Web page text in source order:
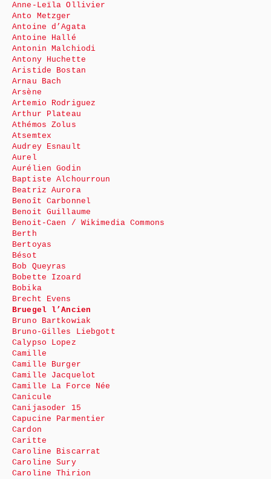
Anne-Leïla Ollivier
Anto Metzger
Antoine d’Agata
Antoine Hallé
Antonin Malchiodi
Antony Huchette
Aristide Bostan
Arnau Bach
Arsène
Artemio Rodriguez
Arthur Plateau
Athémos Zolus
Atsemtex
Audrey Esnault
Aurel
Aurélien Godin
Baptiste Alchourroun
Beatriz Aurora
Benoît Carbonnel
Benoit Guillaume
Benoit-Caen / Wikimedia Commons
Berth
Bertoyas
Bésot
Bob Queyras
Bobette Izoard
Bobika
Brecht Evens
Bruegel l’Ancien
Bruno Bartkowiak
Bruno-Gilles Liebgott
Calypso Lopez
Camille
Camille Burger
Camille Jacquelot
Camille La Force Née
Canicule
Canijasoder 15
Capucine Parmentier
Cardon
Caritte
Caroline Biscarrat
Caroline Sury
Caroline Thirion